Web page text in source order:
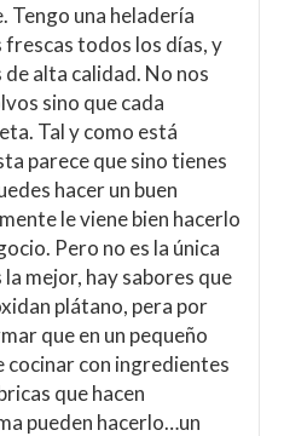
Tengo una heladería
todos los días, y
alta calidad. No nos
sino que cada
Tal y como está
parece que sino tienes
hacer un buen
le viene bien hacerlo
Pero no es la única
mejor, hay sabores que
plátano, pera por
que en un pequeño
cocinar con ingredientes
que hacen
pueden hacerlo…un